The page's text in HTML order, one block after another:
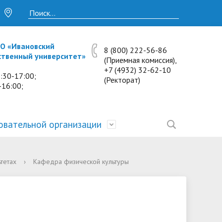
«Ивановский
университет»
17:00;
8 (800) 222-56-86
(Приемная комиссия),
+7 (4932) 32-62-10
(Ректорат)
• Исследования и проекты
• Платные образовательные услуги
• Калькулятор пени
• Отзывы выпускников
организации
• Образование
› Кафедра физической культуры